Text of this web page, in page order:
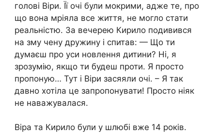
голові Віри. Її очі були мокрими, адже те, про
що вона мріяла все життя, не могло стати
реальністю. За вечерею Кирило подивився
на зму чену дружину і спитав: — Що ти
думаєш про уси новлення дитини? Ні, я
зрозумію, якщо ти будеш проти. Я просто
пропоную… Тут і Віри засяяли очі. – Я так
давно хотіла це запропонувати! Просто ніяк
не наважувалася.
Віра та Кирило були у шлюбі вже 14 років.